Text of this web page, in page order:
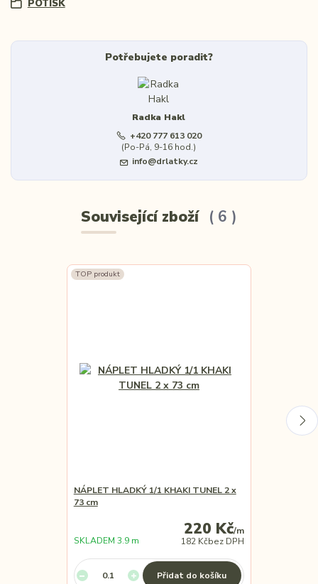
POTISK
Potřebujete poradit?
Radka Hakl
+420 777 613 020
(Po-Pá, 9-16 hod.)
info@drlatky.cz
Související zboží 6
TOP produkt
NÁPLET HLADKÝ 1/1 KHAKI TUNEL 2 x
73 cm
220 Kč/m
182 Kčbez DPH
SKLADEM 3.9 m
Přidat do košíku